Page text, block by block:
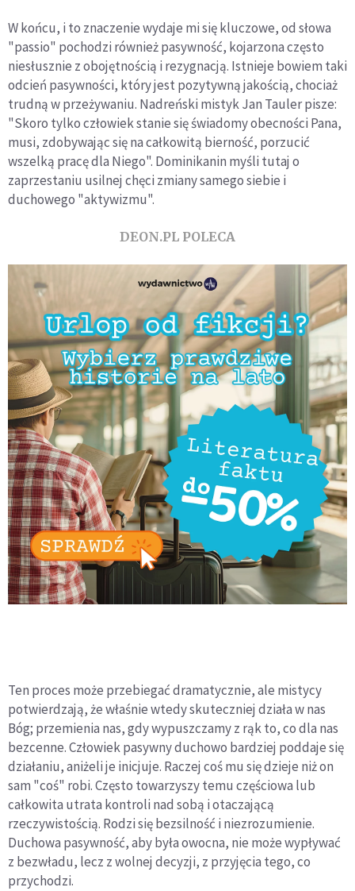
W końcu, i to znaczenie wydaje mi się kluczowe, od słowa
"passio" pochodzi również pasywność, kojarzona często
niesłusznie z obojętnością i rezygnacją. Istnieje bowiem taki
odcień pasywności, który jest pozytywną jakością, chociaż
trudną w przeżywaniu. Nadreński mistyk Jan Tauler pisze:
"Skoro tylko człowiek stanie się świadomy obecności Pana,
musi, zdobywając się na całkowitą bierność, porzucić
wszelką pracę dla Niego". Dominikanin myśli tutaj o
zaprzestaniu usilnej chęci zmiany samego siebie i
duchowego "aktywizmu".
DEON.PL POLECA
Ten proces może przebiegać dramatycznie, ale mistycy
potwierdzają, że właśnie wtedy skuteczniej działa w nas
Bóg; przemienia nas, gdy wypuszczamy z rąk to, co dla nas
bezcenne. Człowiek pasywny duchowo bardziej poddaje się
działaniu, aniżeli je inicjuje. Raczej coś mu się dzieje niż on
sam "coś" robi. Często towarzyszy temu częściowa lub
całkowita utrata kontroli nad sobą i otaczającą
rzeczywistością. Rodzi się bezsilność i niezrozumienie.
Duchowa pasywność, aby była owocna, nie może wypływać
z bezwładu, lecz z wolnej decyzji, z przyjęcia tego, co
przychodzi.